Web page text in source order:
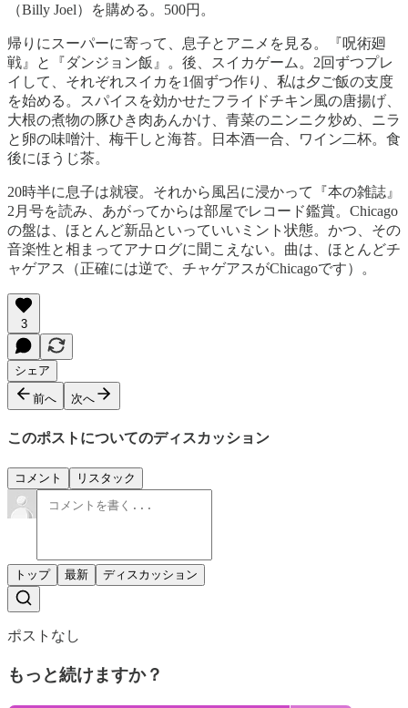
（Billy Joel）を購める。500円。
帰りにスーパーに寄って、息子とアニメを見る。『呪術廻
戦』と『ダンジョン飯』。後、スイカゲーム。2回ずつプレ
イして、それぞれスイカを1個ずつ作り、私は夕ご飯の支度
を始める。スパイスを効かせたフライドチキン風の唐揚げ、
大根の煮物の豚ひき肉あんかけ、青菜のニンニク炒め、ニラ
と卵の味噌汁、梅干しと海苔。日本酒一合、ワイン二杯。食
後にほうじ茶。
20時半に息子は就寝。それから風呂に浸かって『本の雑誌』
2月号を読み、あがってからは部屋でレコード鑑賞。Chicago
の盤は、ほとんど新品といっていいミント状態。かつ、その
音楽性と相まってアナログに聞こえない。曲は、ほとんどチ
ャゲアス（正確には逆で、チャゲアスがChicagoです）。
3
シェア
前へ 次へ
このポストについてのディスカッション
コメント リスタック
トップ 最新 ディスカッション
ポストなし
もっと続けますか？